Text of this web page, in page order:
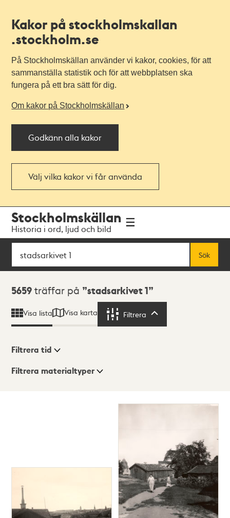
Kakor på stockholmskallan
.stockholm.se
På Stockholmskällan använder vi kakor, cookies, för att
sammanställa statistik och för att webbplatsen ska
fungera på ett bra sätt för dig.
Om kakor på Stockholmskällan
Godkänn alla kakor
Välj vilka kakor vi får använda
navigationen
huvudinnehållet
Stockholmskällan
Historia i ord, ljud och bild
Sök
Sök
Sökresultat
5659 träffar på stadsarkivet 1
Visa lista Visa karta Filtrera
Visningsläge
Filtrera tid
Filtrera materialtyper